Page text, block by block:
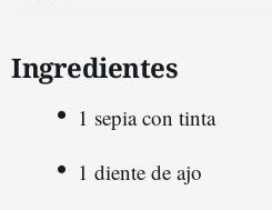
Ingredientes
1 sepia con tinta
1 diente de ajo